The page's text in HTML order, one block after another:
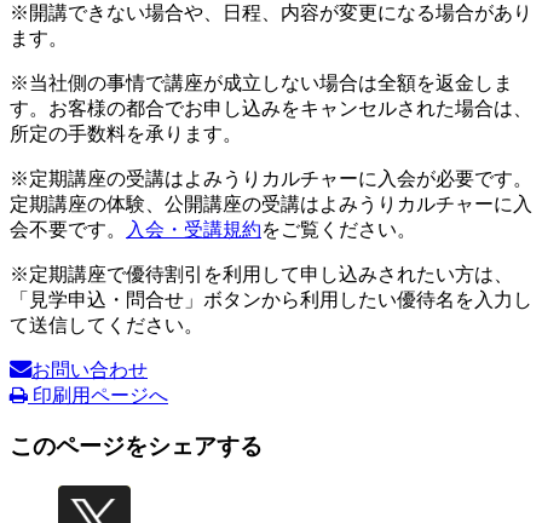
※開講できない場合や、日程、内容が変更になる場合があり
ます。
※当社側の事情で講座が成立しない場合は全額を返金しま
す。お客様の都合でお申し込みをキャンセルされた場合は、
所定の手数料を承ります。
※定期講座の受講はよみうりカルチャーに入会が必要です。
定期講座の体験、公開講座の受講はよみうりカルチャーに入
会不要です。
入会・受講規約をご覧ください。
※定期講座で優待割引を利用して申し込みされたい方は、
「見学申込・問合せ」ボタンから利用したい優待名を入力し
て送信してください。
お問い合わせ
印刷用ページへ
このページをシェアする